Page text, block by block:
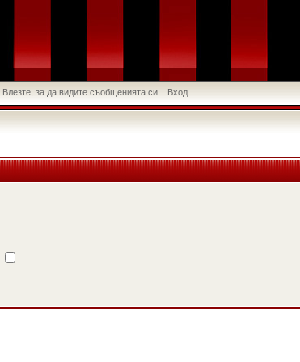
Влезте, за да видите съобщенията си Вход